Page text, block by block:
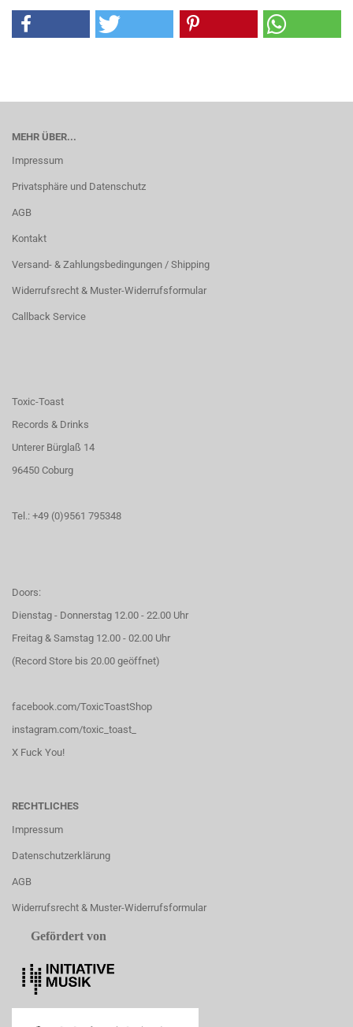
MEHR ÜBER...
Impressum
Privatsphäre und Datenschutz
AGB
Kontakt
Versand- & Zahlungsbedingungen / Shipping
Widerrufsrecht & Muster-Widerrufsformular
Callback Service
Toxic-Toast
Records & Drinks
Unterer Bürglaß 14
96450 Coburg
Tel.: +49 (0)9561 795348
Doors:
Dienstag - Donnerstag 12.00 - 22.00 Uhr
Freitag & Samstag 12.00 - 02.00 Uhr
(Record Store bis 20.00 geöffnet)
facebook.com/ToxicToastShop
instagram.com/toxic_toast_
X Fuck You!
RECHTLICHES
Impressum
Datenschutzerklärung
AGB
Widerrufsrecht & Muster-Widerrufsformular
Gefördert von